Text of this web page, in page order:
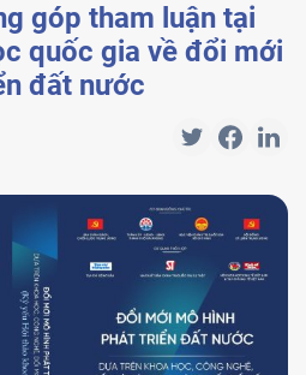
góp tham luận tại
quốc gia về đổi mới
đất nước